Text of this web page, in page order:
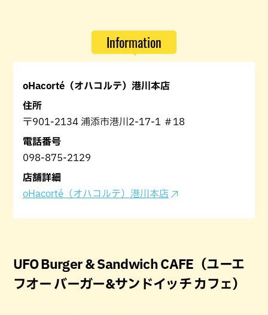
Information
oHacorté（オハコルテ）港川本店
住所
〒901-2134 浦添市港川2-17-1 ＃18
電話番号
098-875-2129
店舗詳細
oHacorté（オハコルテ）港川本店
UFO Burger & Sandwich CAFE（ユーエ
フオー バーガー&サンドイッチ カフェ）